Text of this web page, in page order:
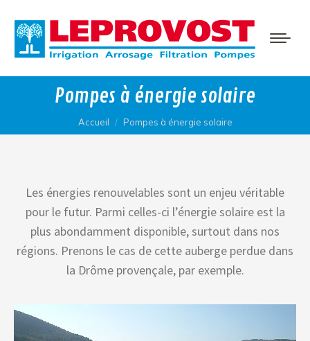
Pompes à énergie solaire
Vous êtes ici :
Accueil Pompes à énergie solaire
Les énergies renouvelables sont un enjeu véritable
pour le futur. Parmi celles-ci l’énergie solaire est la
plus abondamment disponible, surtout dans nos
régions. Prenons le cas de cette auberge perdue dans
la Drôme provençale, par exemple.